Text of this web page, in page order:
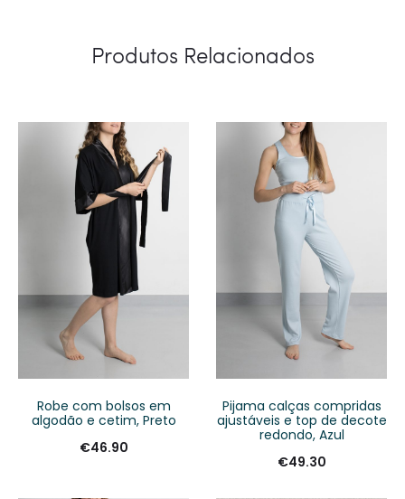
Produtos Relacionados
Robe com bolsos em
algodão e cetim, Preto
€46.90
Pijama calças compridas
ajustáveis e top de decote
redondo, Azul
€49.30